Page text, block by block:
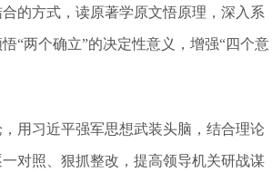
的方式，读原著学原文悟原理，深入系
“两个确立”的决定性意义，增强“四个意
用习近平强军思想武装头脑，结合理论
对照、狠抓整改，提高领导机关研战谋